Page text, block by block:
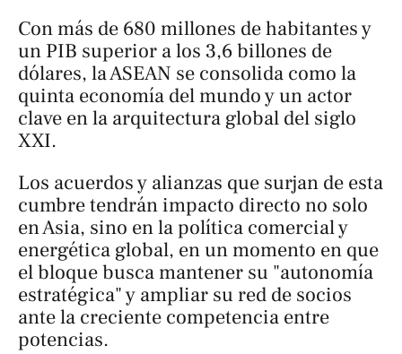
Con más de 680 millones de habitantes y
un PIB superior a los 3,6 billones de
dólares, la ASEAN se consolida como la
quinta economía del mundo y un actor
clave en la arquitectura global del siglo
XXI.
Los acuerdos y alianzas que surjan de esta
cumbre tendrán impacto directo no solo
en Asia, sino en la política comercial y
energética global, en un momento en que
el bloque busca mantener su "autonomía
estratégica" y ampliar su red de socios
ante la creciente competencia entre
potencias.